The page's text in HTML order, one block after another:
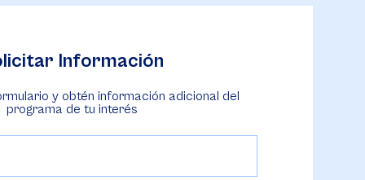
Información
y obtén información adicional del
programa de tu interés